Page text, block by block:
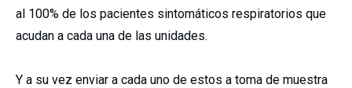
al 100% de los pacientes sintomáticos respiratorios que
acudan a cada una de las unidades.
Y a su vez enviar a cada uno de estos a toma de muestra